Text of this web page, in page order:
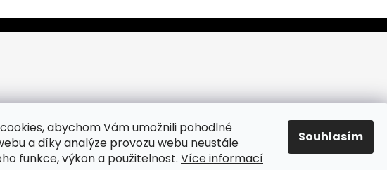
abychom Vám umožnili pohodlné
a díky analýze provozu webu neustále
funkce, výkon a použitelnost. Více informací
Souhlasím